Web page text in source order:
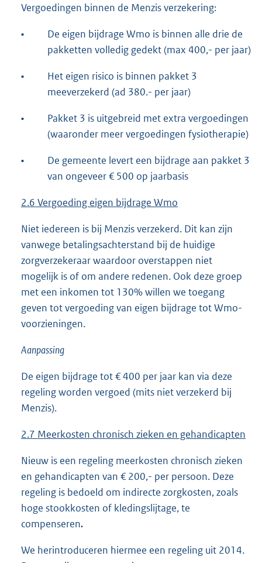
Vergoedingen binnen de Menzis verzekering:
•
De eigen bijdrage Wmo is binnen alle drie de
pakketten volledig gedekt (max 400,- per jaar)
•
Het eigen risico is binnen pakket 3
meeverzekerd (ad 380.- per jaar)
•
Pakket 3 is uitgebreid met extra vergoedingen
(waaronder meer vergoedingen fysiotherapie)
•
De gemeente levert een bijdrage aan pakket 3
van ongeveer € 500 op jaarbasis
2.6 Vergoeding eigen bijdrage Wmo
Niet iedereen is bij Menzis verzekerd. Dit kan zijn
vanwege betalingsachterstand bij de huidige
zorgverzekeraar waardoor overstappen niet
mogelijk is of om andere redenen. Ook deze groep
met een inkomen tot 130% willen we toegang
geven tot vergoeding van eigen bijdrage tot Wmo-
voorzieningen.
Aanpassing
De eigen bijdrage tot € 400 per jaar kan via deze
regeling worden vergoed (mits niet verzekerd bij
Menzis).
2.7 Meerkosten chronisch zieken en gehandicapten
Nieuw is een regeling meerkosten chronisch zieken
en gehandicapten van € 200,- per persoon. Deze
regeling is bedoeld om indirecte zorgkosten, zoals
hoge stookkosten of kledingslijtage, te
compenseren.
We herintroduceren hiermee een regeling uit 2014.